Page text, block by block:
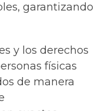
garantizando
y los derechos
físicas
de manera